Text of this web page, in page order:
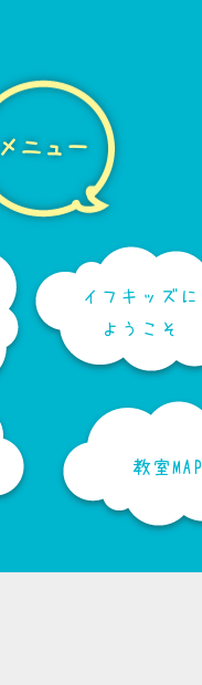
メニュー
イフキッズに
ようこそ
教室MAP